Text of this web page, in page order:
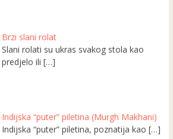
Brzi slani rolat
Slani rolati su ukras svakog stola kao
predjelo ili[…]
Indijska “puter” piletina (Murgh Makhani)
Indijska “puter” piletina, poznatija kao[…]